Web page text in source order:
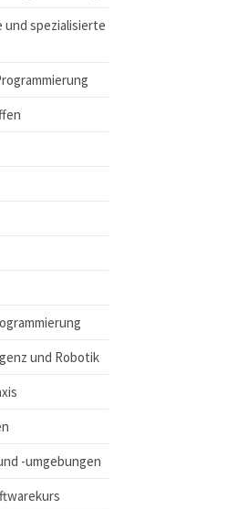
spezialisierte
und Robotik
-umgebungen